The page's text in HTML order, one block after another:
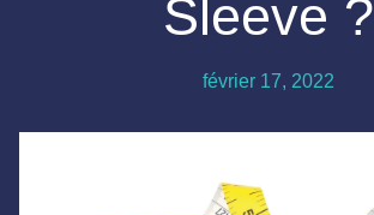
Sleeve ?
février 17, 2022